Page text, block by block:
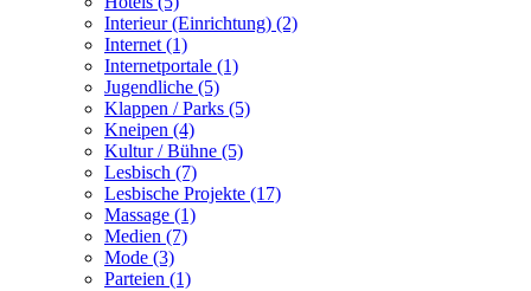
Interieur (Einrichtung) (2)
Internet (1)
Internetportale (1)
Jugendliche (5)
Klappen / Parks (5)
Kneipen (4)
Kultur / Bühne (5)
Lesbisch (7)
Lesbische Projekte (17)
Massage (1)
Medien (7)
Mode (3)
Parteien (1)